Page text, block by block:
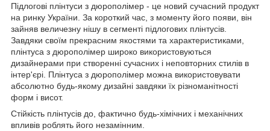
Підлогові плінтуси з дюрополімер - це новий сучасний продукт
на ринку України. За короткий час, з моменту його появи, він
зайняв величезну нішу в сегменті підлогових плінтусів.
Завдяки своїм прекрасним якостями та характеристиками,
плінтуса з дюрополімер широко використовуються
дизайнерами при створенні сучасних і неповторних стилів в
інтер'єрі. Плінтуса з дюрополімер можна використовувати
абсолютно будь-якому дизайні завдяки їх різноманітності
форм і висот.
Стійкість плінтусів до, фактично будь-хімічних і механічних
впливів роблять його незамінним.